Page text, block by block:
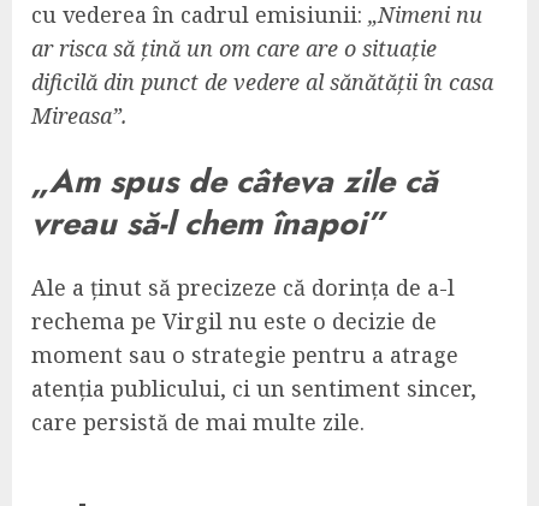
cu vederea în cadrul emisiunii: „Nimeni nu
ar risca să țină un om care are o situație
dificilă din punct de vedere al sănătății în casa
Mireasa”.
„Am spus de câteva zile că
vreau să-l chem înapoi”
Ale a ținut să precizeze că dorința de a-l
rechema pe Virgil nu este o decizie de
moment sau o strategie pentru a atrage
atenția publicului, ci un sentiment sincer,
care persistă de mai multe zile.